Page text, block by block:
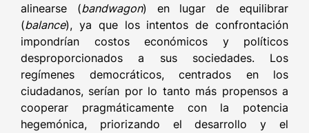
alinearse (bandwagon) en lugar de equilibrar
(balance), ya que los intentos de confrontación
impondrían costos económicos y políticos
desproporcionados a sus sociedades. Los
regímenes democráticos, centrados en los
ciudadanos, serían por lo tanto más propensos a
cooperar pragmáticamente con la potencia
hegemónica, priorizando el desarrollo y el